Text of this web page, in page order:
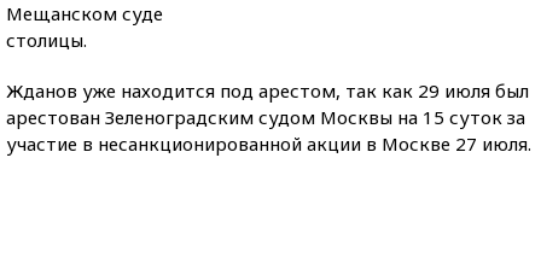
Мещанском суде
столицы.
Жданов уже находится под арестом, так как 29 июля был
арестован Зеленоградским судом Москвы на 15 суток за
участие в несанкционированной акции в Москве 27 июля.